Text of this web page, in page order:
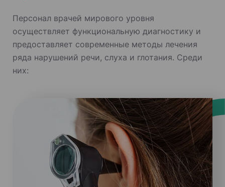
Персонал врачей мирового уровня
осуществляет функциональную диагностику и
предоставляет современные методы лечения
ряда нарушений речи, слуха и глотания. Среди
них: